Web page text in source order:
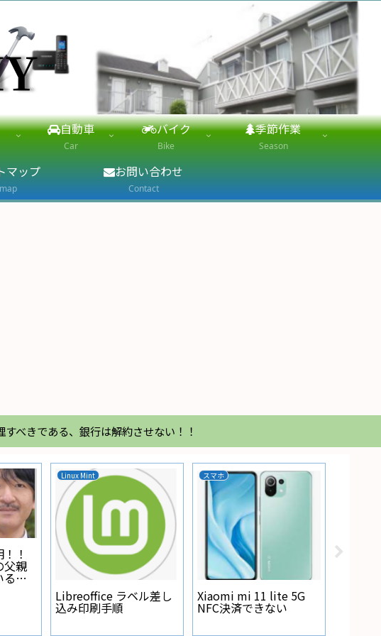
自動車
Car
バイク
Bike
季節作業
Season
マップ お問い合わせ
Contact
べきである、銀行は解約させない！！
！
父親
る人
Linux Mint
Libreoffice ラベル差し
込み印刷手順
スマホ
Xiaomi mi 11 lite 5G
NFC決済できない